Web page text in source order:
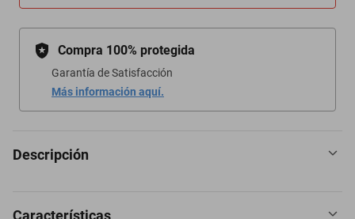
Compra 100% protegida
Garantía de Satisfacción
Más información aquí.
Descripción
Características